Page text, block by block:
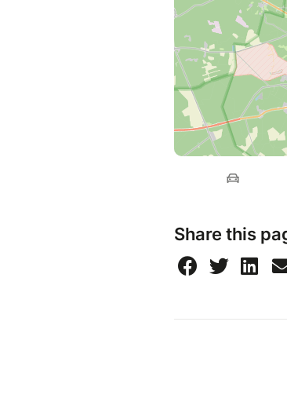
En cas
sur inscription au
Share this